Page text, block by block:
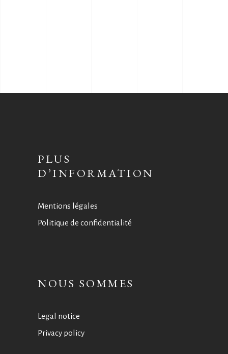
PLUS
D’INFORMATION
Mentions légales
Politique de confidentialité
NOUS SOMMES
Legal notice
Privacy policy